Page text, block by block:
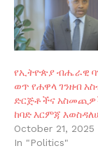
የኢትዮጵያ ብሔራዊ
ወጥ የሐዋላ ገንዘብ
ድርጅቶችና
ከባድ እርምጃ
October 21, 2025
In "Politics"